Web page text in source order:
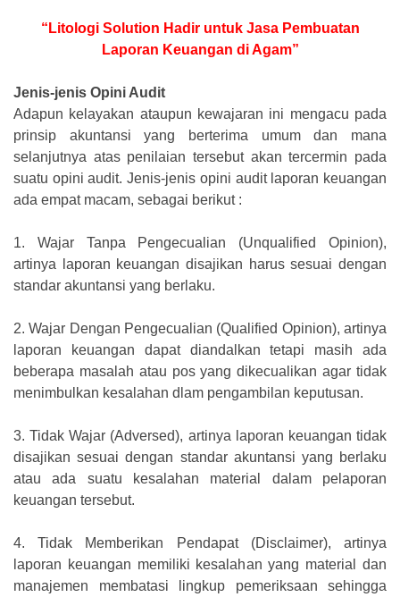
“Litologi Solution Hadir untuk Jasa Pembuatan
Laporan Keuangan di Agam”
Jenis-jenis Opini Audit
Adapun kelayakan ataupun kewajaran ini mengacu pada
prinsip akuntansi yang berterima umum dan mana
selanjutnya atas penilaian tersebut akan tercermin pada
suatu opini audit. Jenis-jenis opini audit laporan keuangan
ada empat macam, sebagai berikut :
1.
Wajar Tanpa Pengecualian (Unqualified Opinion),
artinya laporan keuangan disajikan harus sesuai dengan
standar akuntansi yang berlaku.
2. Wajar Dengan Pengecualian (Qualified Opinion), artinya
laporan keuangan dapat diandalkan tetapi masih ada
beberapa masalah atau pos yang dikecualikan agar tidak
menimbulkan kesalahan dlam pengambilan keputusan.
3. Tidak Wajar (Adversed), artinya laporan keuangan tidak
disajikan sesuai dengan standar akuntansi yang berlaku
atau ada suatu kesalahan material dalam pelaporan
keuangan tersebut.
4.
Tidak Memberikan Pendapat (Disclaimer), artinya
laporan keuangan memiliki kesalahan yang material dan
manajemen membatasi lingkup pemeriksaan sehingga